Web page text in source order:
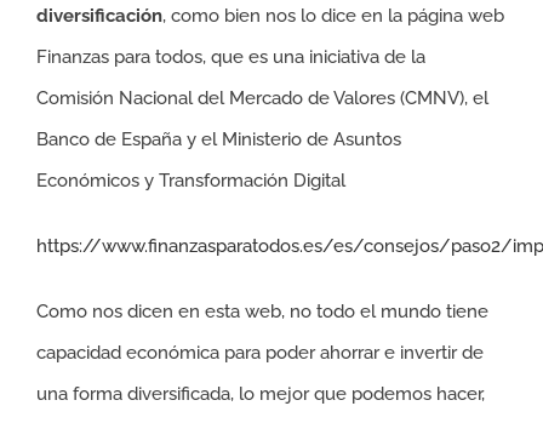
diversificación, como bien nos lo dice en la página web
Finanzas para todos, que es una iniciativa de la
Comisión Nacional del Mercado de Valores (CMNV), el
Banco de España y el Ministerio de Asuntos
Económicos y Transformación Digital
https://www.finanzasparatodos.es/es/consejos/paso2/
Como nos dicen en esta web, no todo el mundo tiene
capacidad económica para poder ahorrar e invertir de
una forma diversificada, lo mejor que podemos hacer,